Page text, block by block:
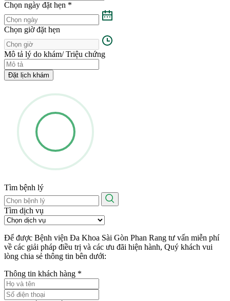
Chọn ngày đặt hẹn *
Chọn giờ đặt hẹn
Mô tả lý do khám/ Triệu chứng
Đặt lịch khám
Tìm bệnh lý
Tìm dịch vụ
Để được Bệnh viện Đa Khoa Sài Gòn Phan Rang tư vấn miễn phí
về các giải pháp điều trị và các ưu đãi hiện hành, Quý khách vui
lòng chia sẻ thông tin bên dưới:
Thông tin khách hàng *